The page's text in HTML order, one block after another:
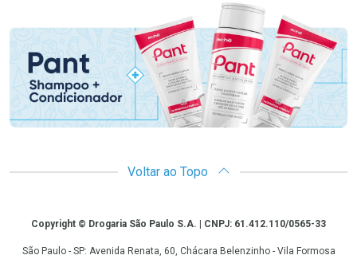
Promoção em Destaque
Voltar ao Topo
CopyrightCopyright © Drogaria São Paulo S.A. | CNPJ: 61.412.110/0565-33
São Paulo - SP: Avenida Renata, 60, Chácara Belenzinho - Vila Formosa